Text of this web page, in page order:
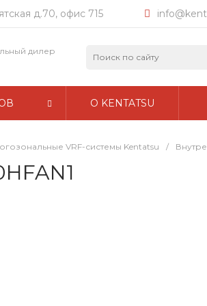
д.70, офис 715
дилер
О KENTATSU
VRF-системы Kentatsu /